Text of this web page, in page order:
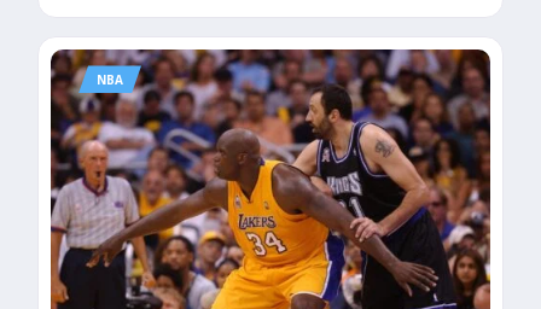
NBA